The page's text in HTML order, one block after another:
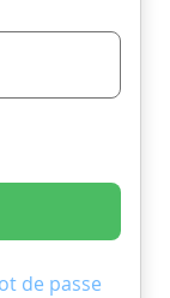
de passe